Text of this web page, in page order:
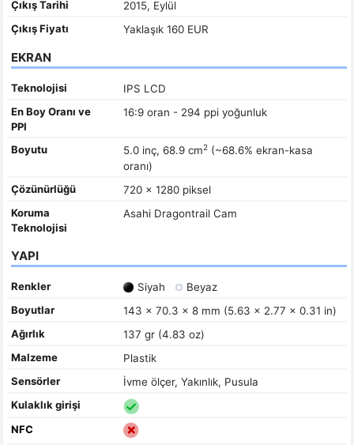
Çıkış Tarihi
2015, Eylül
Çıkış Fiyatı
Yaklaşık 160 EUR
EKRAN
Teknolojisi
IPS LCD
En Boy Oranı ve
PPI
16:9 oran - 294 ppi yoğunluk
Boyutu 5.0 inç, 68.9 cm2(~68.6% ekran-kasa
oranı)
Çözünürlüğü
720 x 1280 piksel
Koruma
Teknolojisi
Asahi Dragontrail Cam
YAPI
Renkler Siyah
Beyaz
Boyutlar
143 x 70.3 x 8 mm (5.63 x 2.77 x 0.31 in)
Ağırlık
137 gr (4.83 oz)
Malzeme
Plastik
Sensörler
İvme ölçer, Yakınlık, Pusula
Kulaklık girişi
NFC